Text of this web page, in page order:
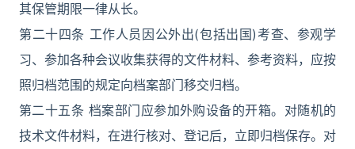
其保管期限一律从长。
第二十四条 工作人员因公外出(包括出国)考查、参观学
习、参加各种会议收集获得的文件材料、参考资料，应按
照归档范围的规定向档案部门移交归档。
第二十五条 档案部门应参加外购设备的开箱。对随机的
技术文件材料，在进行核对、登记后，立即归档保存。对